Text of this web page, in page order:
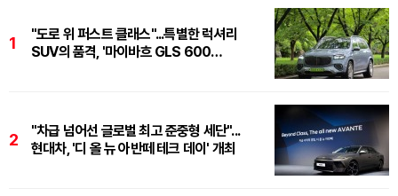
1
"도로 위 퍼스트 클래스"...특별한 럭셔리
SUV의 품격, '마이바흐 GLS 600
2
"차급 넘어선 글로벌 최고 준중형 세단"...
현대차, '디 올 뉴 아반떼 테크 데이' 개최